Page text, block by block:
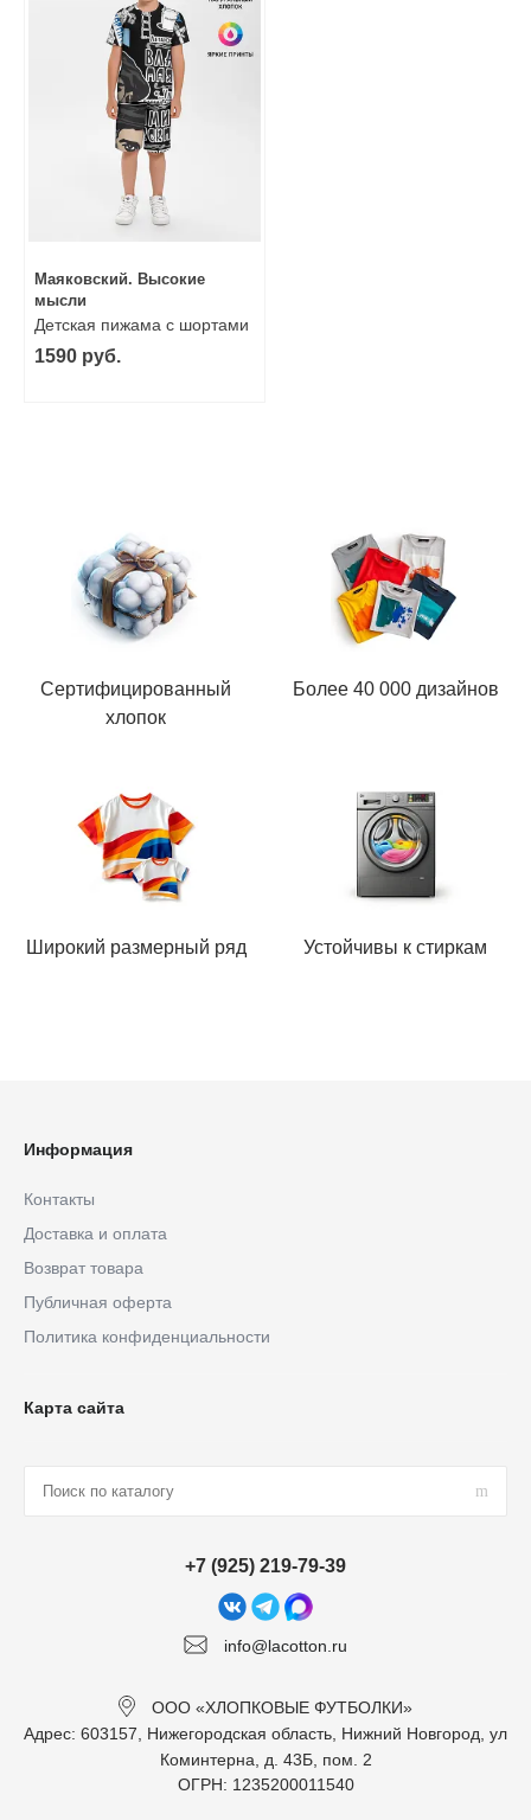
Маяковский. Высокие
мысли
Детская пижама с шортами
1590 руб.
Сертифицированный
хлопок
Более 40 000 дизайнов
Широкий размерный ряд Устойчивы к стиркам
Информация
Контакты
Доставка и оплата
Возврат товара
Публичная оферта
Политика конфиденциальности
Карта сайта
info@lacotton.ru
+7 (925) 219-79-39
ООО «ХЛОПКОВЫЕ ФУТБОЛКИ»
Адрес: 603157, Нижегородская область, Нижний Новгород, ул
Коминтерна, д. 43Б, пом. 2
ОГРН: 1235200011540